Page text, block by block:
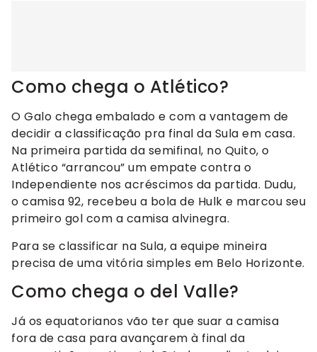
Como chega o Atlético?
O Galo chega embalado e com a vantagem de
decidir a classificação pra final da Sula em casa.
Na primeira partida da semifinal, no Quito, o
Atlético “arrancou” um empate contra o
Independiente nos acréscimos da partida. Dudu,
o camisa 92, recebeu a bola de Hulk e marcou seu
primeiro gol com a camisa alvinegra.
Para se classificar na Sula, a equipe mineira
precisa de uma vitória simples em Belo Horizonte.
Como chega o del Valle?
Já os equatorianos vão ter que suar a camisa
fora de casa para avançarem à final da